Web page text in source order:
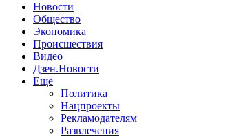
Новости
Общество
Экономика
Происшествия
Видео
Дзен.Новости
Ещё
Политика
Нацпроекты
Рекламодателям
Развлечения